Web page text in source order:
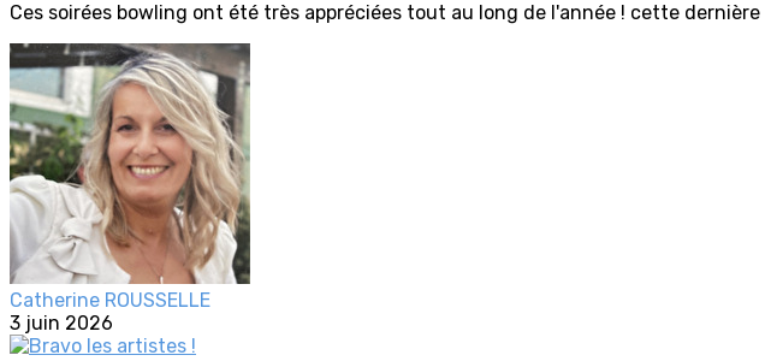
Ces soirées bowling ont été très appréciées tout au long de l'année ! cette
Catherine ROUSSELLE
3 juin 2026